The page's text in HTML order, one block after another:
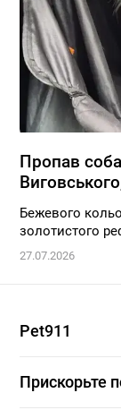
Пропав
Бежевого
золотистого
27.07.2026
Pet911
Прискорьте